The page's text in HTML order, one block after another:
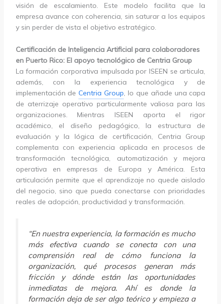
visión de escalamiento. Este modelo facilita que la
empresa avance con coherencia, sin saturar a los equipos
y sin perder de vista el objetivo estratégico.
Certificación de Inteligencia Artificial para colaboradores
en Puerto Rico: El apoyo tecnológico de Centria Group
La formación corporativa impulsada por ISEEN se articula,
además, con la experiencia tecnológica y de
implementación deCentria Group, lo que añade una capa
de aterrizaje operativo particularmente valiosa para las
organizaciones. Mientras ISEEN aporta el rigor
académico, el diseño pedagógico, la estructura de
evaluación y la lógica de certificación, Centria Group
complementa con experiencia aplicada en procesos de
transformación tecnológica, automatización y mejora
operativa en empresas de Europa y América. Esta
articulación permite que el aprendizaje no quede aislado
del negocio, sino que pueda conectarse con prioridades
reales de adopción, productividad y transformación.
“En nuestra experiencia, la formación es mucho
más efectiva cuando se conecta con una
comprensión real de cómo funciona la
organización, qué procesos generan más
fricción y dónde están las oportunidades
inmediatas de mejora. Ahí es donde la
formación deja de ser algo teórico y empieza a